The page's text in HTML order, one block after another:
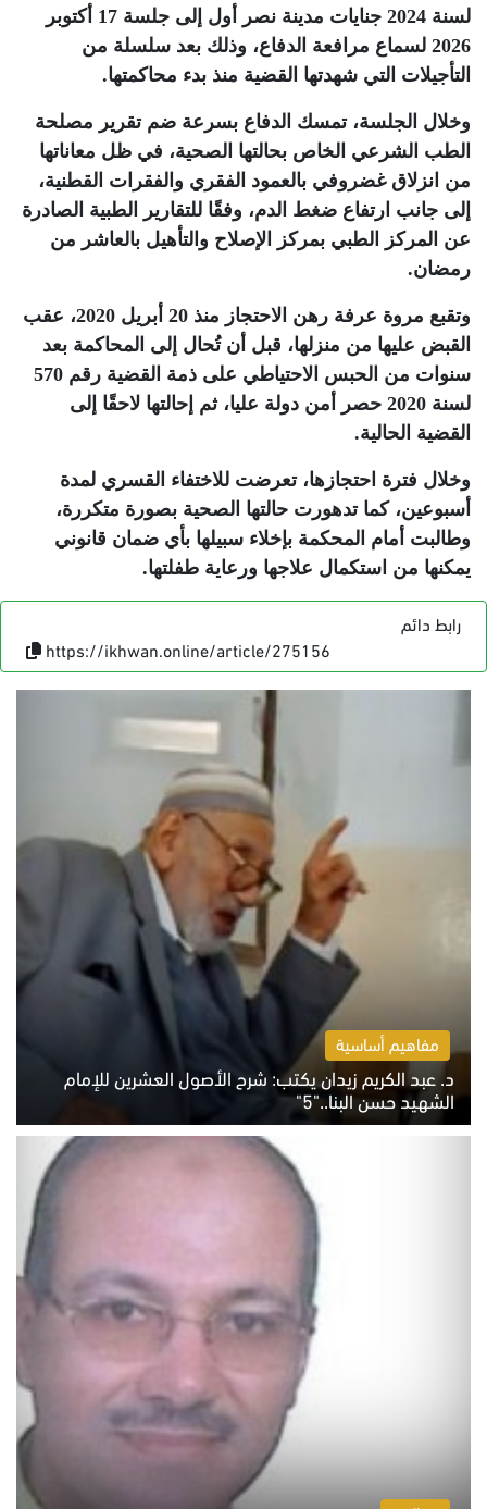
لسنة 2024 جنايات مدينة نصر أول إلى جلسة 17 أكتوبر
2026 لسماع مرافعة الدفاع، وذلك بعد سلسلة من
التأجيلات التي شهدتها القضية منذ بدء محاكمتها.
وخلال الجلسة، تمسك الدفاع بسرعة ضم تقرير مصلحة
الطب الشرعي الخاص بحالتها الصحية، في ظل معاناتها
من انزلاق غضروفي بالعمود الفقري والفقرات القطنية،
إلى جانب ارتفاع ضغط الدم، وفقًا للتقارير الطبية الصادرة
عن المركز الطبي بمركز الإصلاح والتأهيل بالعاشر من
رمضان.
وتقبع مروة عرفة رهن الاحتجاز منذ 20 أبريل 2020، عقب
القبض عليها من منزلها، قبل أن تُحال إلى المحاكمة بعد
سنوات من الحبس الاحتياطي على ذمة القضية رقم 570
لسنة 2020 حصر أمن دولة عليا، ثم إحالتها لاحقًا إلى
القضية الحالية.
وخلال فترة احتجازها، تعرضت للاختفاء القسري لمدة
أسبوعين، كما تدهورت حالتها الصحية بصورة متكررة،
وطالبت أمام المحكمة بإخلاء سبيلها بأي ضمان قانوني
يمكنها من استكمال علاجها ورعاية طفلتها.
رابط دائم
https://ikhwan.online/article/275156
مفاهيم أساسية
د. عبد الكريم زيدان يكتب: شرح الأصول العشرين للإمام
الشهيد حسن البنا.."5"
السبت 8 أغسطس 2026 10:46 ص